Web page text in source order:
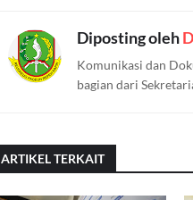
Diposting oleh
Komunikasi dan
bagian dari
ARTIKEL TERKAIT